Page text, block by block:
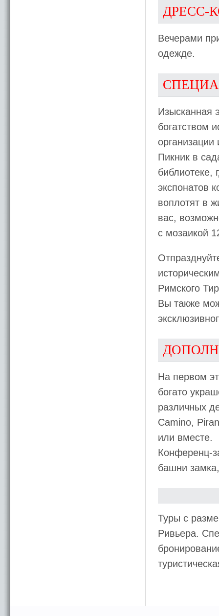
ДРЕСС-
Вечерами
одежде.
Изысканная
богатством
Пикник в
библиотеке,
экспонатов
воплотят в
вас,
с мозаикой
Римского
Вы также
На первом
богато
различных
Camino,
или вместе.
Конференц-
башни
Туры с
Ривьера.